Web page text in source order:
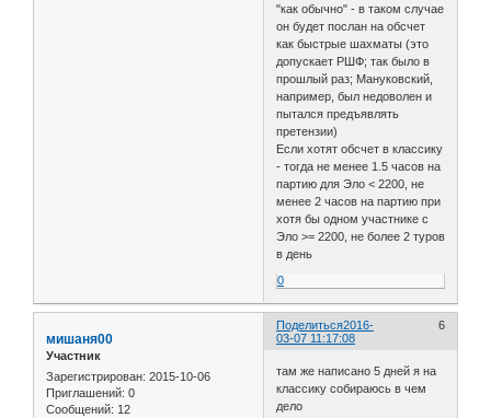
"как обычно" - в таком случае
он будет послан на обсчет
как быстрые шахматы (это
допускает РШФ; так было в
прошлый раз; Мануковский,
например, был недоволен и
пытался предъявлять
претензии)
Если хотят обсчет в классику
- тогда не менее 1.5 часов на
партию для Эло < 2200, не
менее 2 часов на партию при
хотя бы одном участнике с
Эло >= 2200, не более 2 туров
в день
0
Поделиться 6
2016-
03-07 11:17:08
мишаня00
Участник
Зарегистрирован: 2015-10-06
Приглашений: 0
Сообщений: 12
там же написано 5 дней я на
классику собираюсь в чем
дело